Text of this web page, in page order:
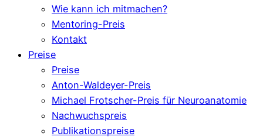
Wie kann ich mitmachen?
Mentoring-Preis
Kontakt
Preise
Preise
Anton-Waldeyer-Preis
Michael Frotscher-Preis für Neuroanatomie
Nachwuchspreis
Publikationspreise